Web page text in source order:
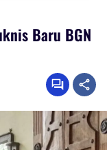
Baru BGN